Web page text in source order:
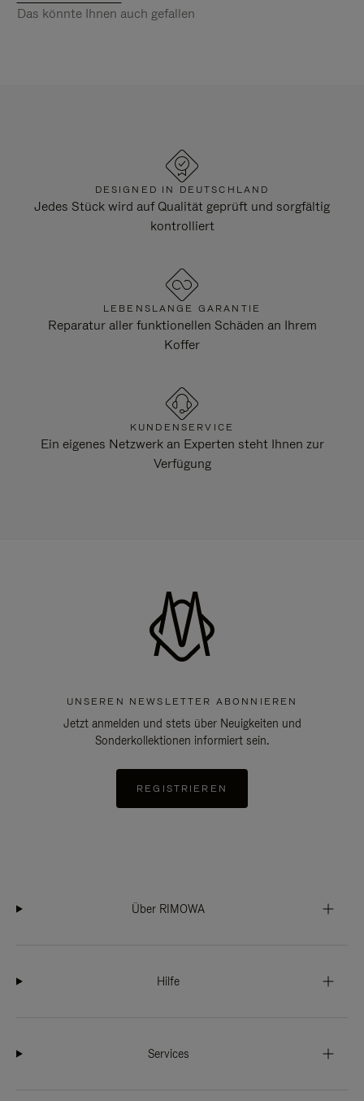
Das könnte Ihnen auch gefallen
DESIGNED IN DEUTSCHLAND
Jedes Stück wird auf Qualität geprüft und sorgfältig
kontrolliert
LEBENSLANGE GARANTIE
Reparatur aller funktionellen Schäden an Ihrem
Koffer
KUNDENSERVICE
Ein eigenes Netzwerk an Experten steht Ihnen zur
Verfügung
UNSEREN NEWSLETTER ABONNIEREN
Jetzt anmelden und stets über Neuigkeiten und
Sonderkollektionen informiert sein.
REGISTRIEREN
Über RIMOWA
Hilfe
Services